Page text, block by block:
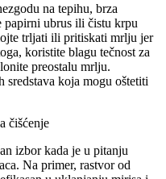
na tepihu, brza
papirni ubrus ili čistu krpu
trljati ili pritiskati mrlju jer
koristite blagu tečnost za
preostalu mrlju.
sredstava koja mogu oštetiti
čišćenje
izbor kada je u pitanju
Na primer, rastvor od